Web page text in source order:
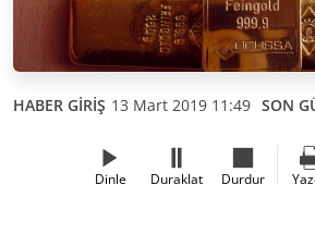
HABER GİRİŞ 13 Mart 2019 11:49 SON
Dinle Duraklat Durdur